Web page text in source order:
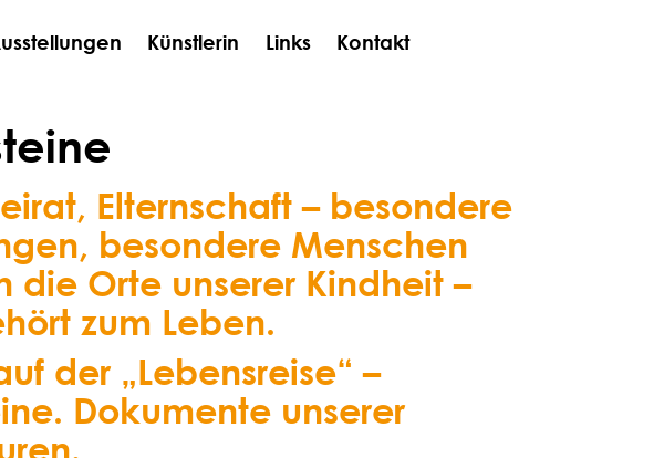
Künstlerin Links Kontakt
Elternschaft – besondere
besondere Menschen
die Orte unserer Kindheit –
zum Leben.
der „Lebensreise“ –
Dokumente unserer